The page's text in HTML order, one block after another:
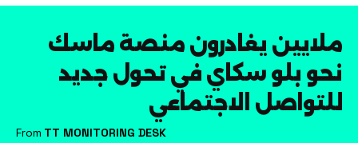
ملايين يغادرون منصة ماسك
نحو بلو سكاي في تحول جديد
للتواصل الاجتماعي
From TT MONITORING DESK